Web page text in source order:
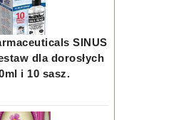
SINUS
dla dorosłych
i 10 sasz.